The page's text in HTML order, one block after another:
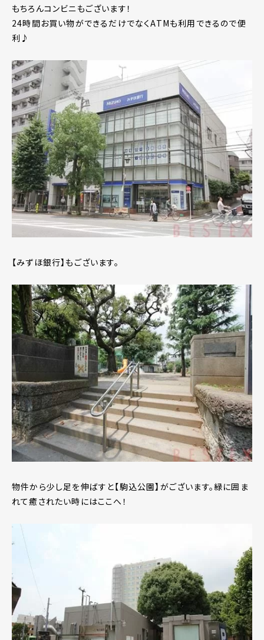
もちろんコンビニもございます！
24時間お買い物ができるだけでなくATMも利用できるので便
利♪
【みずほ銀行】もございます。
物件から少し足を伸ばすと【駒込公園】がございます。緑に囲ま
れて癒されたい時にはここへ！